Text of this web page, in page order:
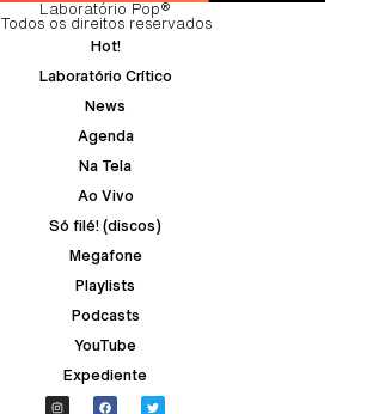
Laboratório Pop®
Todos os direitos reservados
Hot!
Laboratório Crítico
News
Agenda
Na Tela
Ao Vivo
Só filé! (discos)
Megafone
Playlists
Podcasts
YouTube
Expediente